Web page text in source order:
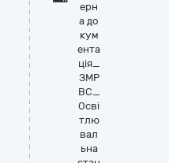
ерн
а до
кум
ента
ція_
ЗМР
ВС_
Осві
тлю
вал
ьна